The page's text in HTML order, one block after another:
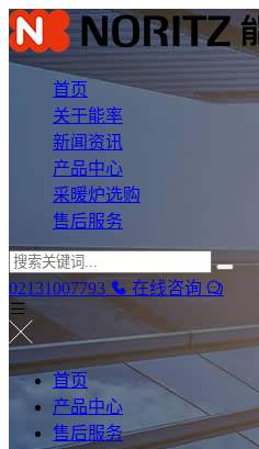
首页
关于能率
新闻资讯
产品中心
采暖炉选购
售后服务
02131007793 在线咨询
首页
产品中心
售后服务